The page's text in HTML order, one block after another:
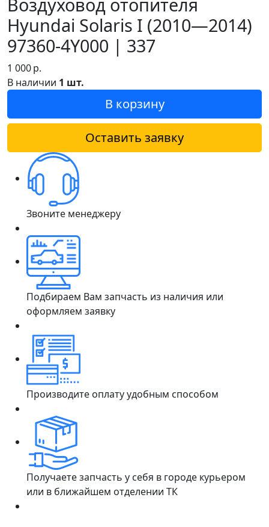
Hyundai Solaris I (2010—2014)
97360-4Y000 | 337
1 000р.
В наличии 1 шт.
В корзину
Оставить заявку
Звоните менеджеру
Подбираем Вам запчасть из наличия или
оформляем заявку
Производите оплату удобным способом
Получаете запчасть у себя в городе курьером
или в ближайшем отделении ТК